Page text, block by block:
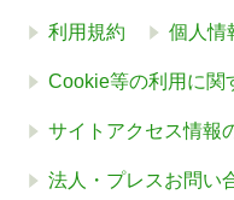
利用規約 個人情
Cookie等の利用に関
サイトアクセス情報
法人・プレスお問い